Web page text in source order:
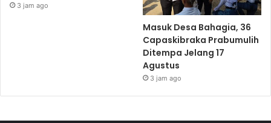
3 jam ago
Masuk Desa Bahagia, 36
Capaskibraka Prabumulih
Ditempa Jelang 17
Agustus
3 jam ago